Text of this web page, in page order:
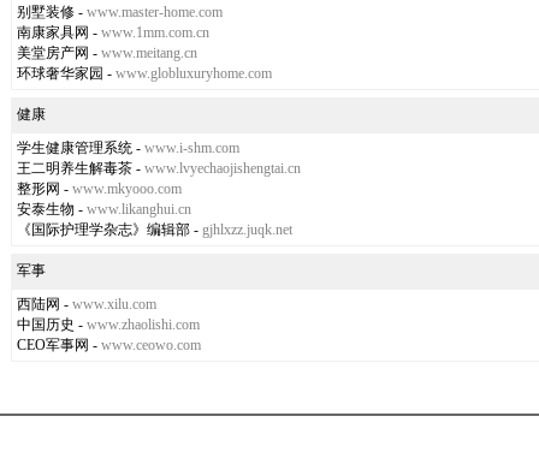
别墅装修 - www.master-home.com
南康家具网 - www.1mm.com.cn
美堂房产网 - www.meitang.cn
环球奢华家园 - www.globluxuryhome.com
健康
学生健康管理系统 - www.i-shm.com
王二明养生解毒茶 - www.lvyechaojishengtai.cn
整形网 - www.mkyooo.com
安泰生物 - www.likanghui.cn
《国际护理学杂志》编辑部 - gjhlxzz.juqk.net
军事
西陆网 - www.xilu.com
中国历史 - www.zhaolishi.com
CEO军事网 - www.ceowo.com